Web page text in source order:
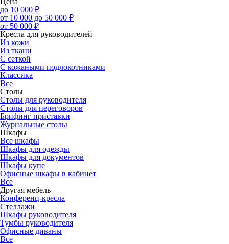
до 10 000 ₽
от 10 000 до 50 000 ₽
от 50 000 ₽
Кресла для руководителей
Из кожи
Из ткани
С сеткой
С кожаными подлокотниками
Классика
Все
Столы
Столы для руководителя
Столы для переговоров
Брифинг приставки
Журнальные столы
Шкафы
Все шкафы
Шкафы для одежды
Шкафы для документов
Шкафы купе
Офисные шкафы в кабинет
Все
Другая мебель
Конференц-кресла
Стеллажи
Шкафы руководителя
Тумбы руководителя
Офисные диваны
Все